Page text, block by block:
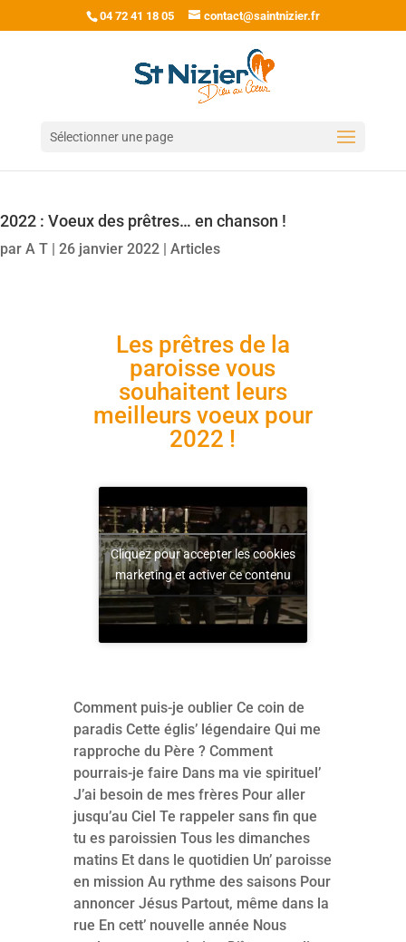
04 72 41 18 05 contact@saintnizier.fr
Sélectionner une page
2022 : Voeux des prêtres… en chanson !
par A T | 26 janvier 2022 | Articles
Les prêtres de la
paroisse vous
souhaitent leurs
meilleurs voeux pour
2022 !
Cliquez pour accepter les cookies
marketing et activer ce contenu
Comment puis-je oublier Ce coin de
paradis Cette églis’ légendaire Qui me
rapproche du Père ? Comment
pourrais-je faire Dans ma vie spirituel’
J’ai besoin de mes frères Pour aller
jusqu’au Ciel Te rappeler sans fin que
tu es paroissien Tous les dimanches
matins Et dans le quotidien Un’ paroisse
en mission Au rythme des saisons Pour
annoncer Jésus Partout, même dans la
rue En cett’ nouvelle année Nous